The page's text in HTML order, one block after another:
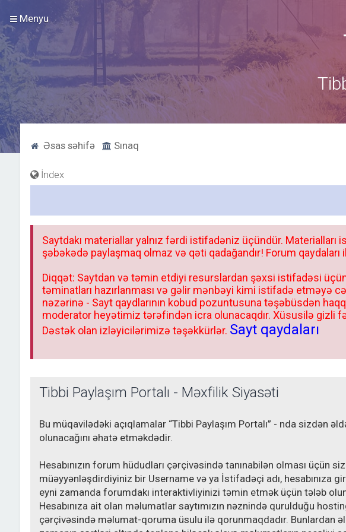
Menyu
Əsas səhifə Sınaq
İndex
Saytdakı materiallar yalnız fərdi istifadəniz üçündür. Materialları
şəbəkədə paylaşmaq olmaz və qəti qadağandır! Forum qaydaları
Diqqət: Saytdan və təmin etdiyi resurslardan şəxsi istifadəsi
təminatları hazırlanması və gəlir mənbəyi kimi istifadə etməyə
nəzərinə - Sayt qaydlarının kobud pozuntusuna təşəbüsdən
moderator heyətimiz tərəfindən icra olunacaqdır. Xüsusilə gizli
Dəstək olan izləyicilərimizə təşəkkürlər. Sayt qaydaları
Tibbi Paylaşım Portalı - Məxfilik Siyasəti
Bu müqavilədəki açıqlamalar “Tibbi Paylaşım Portalı” - nda sizdən
olunacağını əhatə etməkdədir.
Hesabınızın forum hüdudları çərçivəsində tanınabilən olması üçün
müəyyənləşdirdiyiniz bir Username və ya İstifadəçi adı, hesabınıza
eyni zamanda forumdakı interaktivliyinizi təmin etmək üçün tələb
Hesabınıza ait olan məlumatlar saytımızın nəznində qurulduğu
çərçivəsində məlumat-qoruma üsulu ilə qorunmaqdadır. Bunlardan